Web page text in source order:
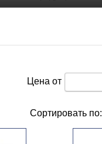
Цена от
Сортировать по: